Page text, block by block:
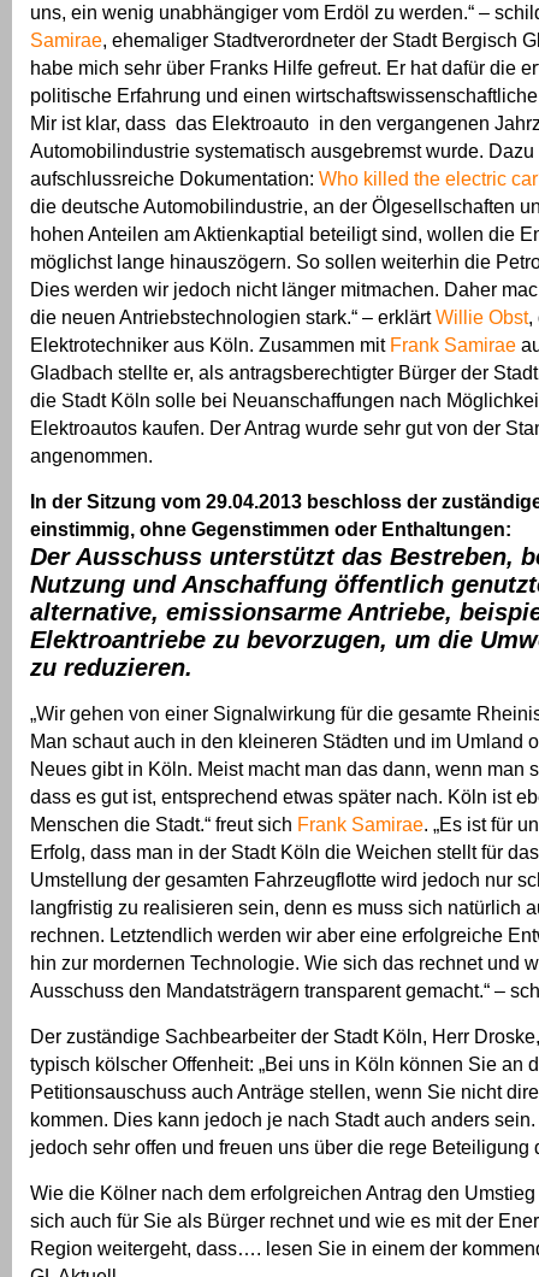
uns, ein wenig unabhängiger vom Erdöl zu werden.“ –
Samirae, ehemaliger Stadtverordneter der Stadt Bergisch
habe mich sehr über Franks Hilfe gefreut. Er hat dafür die
politische Erfahrung und einen
Mir ist klar, dass das Elektroauto in den vergangenen
Automobilindustrie systematisch ausgebremst wurde.
aufschlussreiche Dokumentation: Who killed the electric
die deutsche Automobilindustrie, an der Ölgesellschaften
hohen Anteilen am Aktienkaptial beteiligt sind, wollen die
möglichst lange hinauszögern. So sollen weiterhin die
Dies werden wir jedoch nicht länger mitmachen. Daher
die neuen Antriebstechnologien stark.“ – erklärtWillie Obst,
Elektrotechniker aus Köln. Zusammen mit Frank Samirae
Gladbach stellte er, als antragsberechtigter Bürger der
die Stadt Köln solle bei Neuanschaffungen nach
Elektroautos kaufen. Der Antrag wurde sehr gut von der
angenommen.
In der Sitzung vom 29.04.2013 beschloss der
einstimmig, ohne Gegenstimmen oder Enthaltungen:
Der Ausschuss unterstützt das Bestreben,
Nutzung und Anschaffung öffentlich
alternative, emissionsarme Antriebe,
Elektroantriebe zu bevorzugen, um die
zu reduzieren.
„Wir gehen von einer Signalwirkung für die gesamte
Man schaut auch in den kleineren Städten und im Umland
Neues gibt in Köln. Meist macht man das dann, wenn man
dass es gut ist, entsprechend etwas später nach. Köln ist
Menschen die Stadt.“ freut sich Frank Samirae. „Es ist für
Erfolg, dass man in der Stadt Köln die Weichen stellt für
Umstellung der gesamten Fahrzeugflotte wird jedoch nur
langfristig zu realisieren sein, denn es muss sich natürlich
rechnen. Letztendlich werden wir aber eine erfolgreiche
hin zur mordernen Technologie. Wie sich das rechnet und
Ausschuss den Mandatsträgern transparent gemacht.“ –
Der zuständige Sachbearbeiter der Stadt Köln, Herr
typisch kölscher Offenheit: „Bei uns in Köln können Sie an
Petitionsauschuss auch Anträge stellen, wenn Sie nicht
kommen. Dies kann jedoch je nach Stadt auch anders
jedoch sehr offen und freuen uns über die rege Beteiligung
Wie die Kölner nach dem erfolgreichen Antrag den
sich auch für Sie als Bürger rechnet und wie es mit der
Region weitergeht, dass…. lesen Sie in einem der